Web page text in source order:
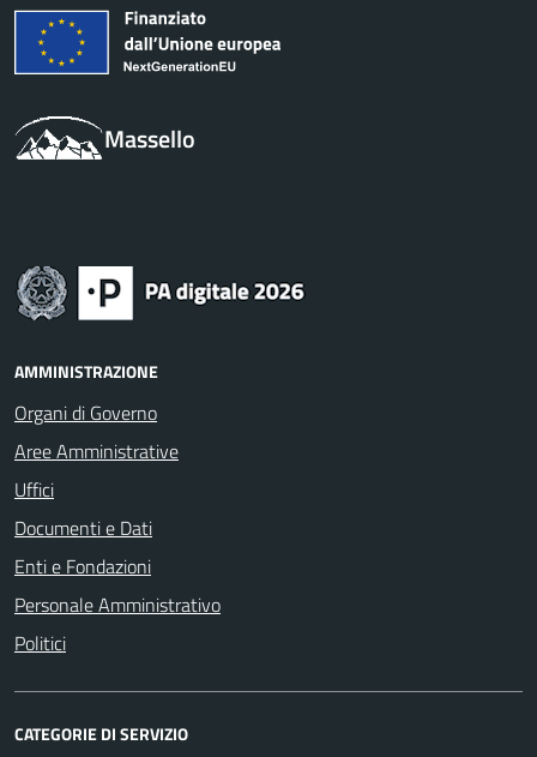
Massello
AMMINISTRAZIONE
Organi di Governo
Aree Amministrative
Uffici
Documenti e Dati
Enti e Fondazioni
Personale Amministrativo
Politici
CATEGORIE DI SERVIZIO